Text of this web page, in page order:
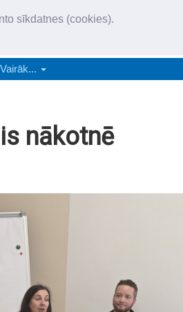
sīkdatnes (cookies).
valodā aptver Daugavpils valstspilsētu,
Vairāk...
nākotnē